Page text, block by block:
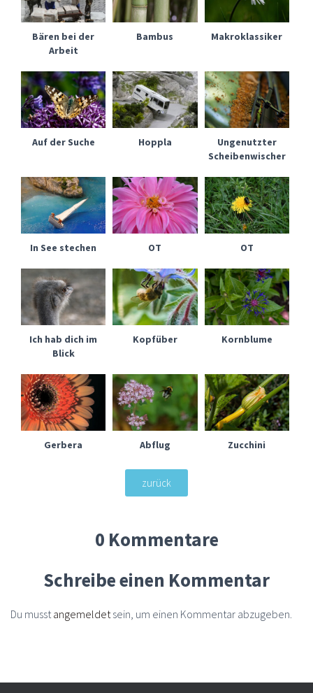
Bären bei der
Arbeit
Bambus Makroklassiker
Auf der Suche Hoppla
Ungenutzter
Scheibenwischer
In See stechen OT OT
Ich hab dich im
Blick
Kopfüber Kornblume
Gerbera Abflug Zucchini
zurück
0 Kommentare
Schreibe einen Kommentar
Du musst angemeldet sein, um einen Kommentar abzugeben.